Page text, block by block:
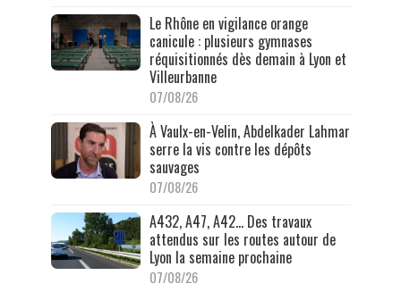
Le Rhône en vigilance orange
canicule : plusieurs gymnases
réquisitionnés dès demain à Lyon et
Villeurbanne
07/08/26
À Vaulx-en-Velin, Abdelkader Lahmar
serre la vis contre les dépôts
sauvages
07/08/26
A432, A47, A42… Des travaux
attendus sur les routes autour de
Lyon la semaine prochaine
07/08/26